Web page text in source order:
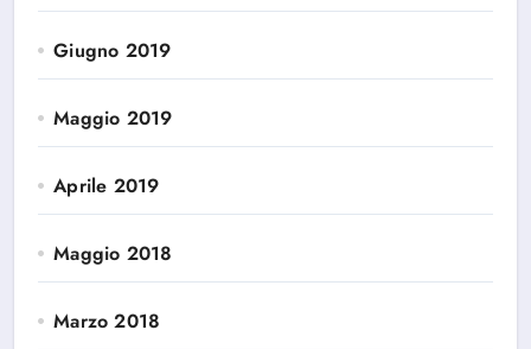
Giugno 2019
Maggio 2019
Aprile 2019
Maggio 2018
Marzo 2018